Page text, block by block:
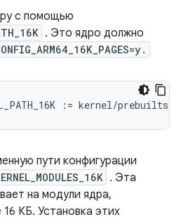
с помощью
. Это ядро ​​должно
: = kernel/prebuilts/
пути конфигурации
. Эта
на модули ядра,
КБ. Установка этих